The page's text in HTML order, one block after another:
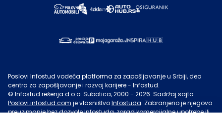
Poslovi Infostud vodeća platforma za zapošljavanje u Srbiji, deo
centra za zapošljavanje i razvoj karijere - Infostud.
© Infostud rešenja d.o.o. Subotica, 2000 - 2026. Sadržaj sajta
Poslovi.infostud.com je vlasništvoInfostuda. Zabranjeno je njegovo
preuzimanje bez dozvoleInfostuda, zarad komercijalne upotrebe ili